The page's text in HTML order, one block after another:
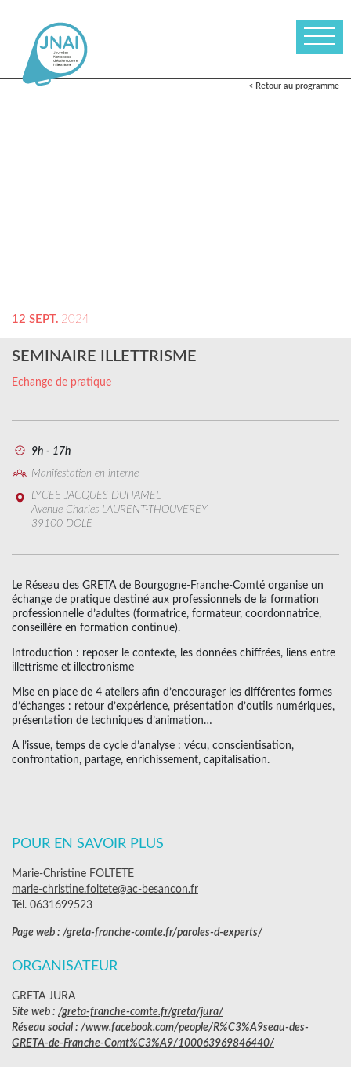
< Retour au programme
12 SEPT. 2024
SEMINAIRE ILLETTRISME
Echange de pratique
9h - 17h
Manifestation en interne
LYCEE JACQUES DUHAMEL
Avenue Charles LAURENT-THOUVEREY
39100 DOLE
Le Réseau des GRETA de Bourgogne-Franche-Comté organise un
échange de pratique destiné aux professionnels de la formation
professionnelle d’adultes (formatrice, formateur, coordonnatrice,
conseillère en formation continue).
Introduction : reposer le contexte, les données chiffrées, liens entre
illettrisme et illectronisme
Mise en place de 4 ateliers afin d’encourager les différentes formes
d’échanges : retour d’expérience, présentation d’outils numériques,
présentation de techniques d’animation…
A l’issue, temps de cycle d’analyse : vécu, conscientisation,
confrontation, partage, enrichissement, capitalisation.
POUR EN SAVOIR PLUS
Marie-Christine FOLTETE
marie-christine.foltete@ac-besancon.fr
Tél. 0631699523
Page web : /greta-franche-comte.fr/paroles-d-experts/
ORGANISATEUR
GRETA JURA
Site web : /greta-franche-comte.fr/greta/jura/
Réseau social : /www.facebook.com/people/R%C3%A9seau-des-
GRETA-de-Franche-Comt%C3%A9/100063969846440/